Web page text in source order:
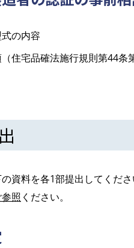
の内容
住宅品確法施行規則第44条
資料を各1部提出してくださ
照 ください。